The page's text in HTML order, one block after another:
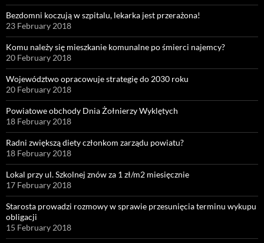
Bezdomni koczują w szpitalu, lekarka jest przerażona!
23 February 2018
Komu należy się mieszkanie komunalne po śmierci najemcy?
20 February 2018
Województwo opracowuje strategię do 2030 roku
20 February 2018
Powiatowe obchody Dnia Żołnierzy Wyklętych
18 February 2018
Radni zwiększą diety członkom zarządu powiatu?
18 February 2018
Lokal przy ul. Szkolnej znów za 1 zł/m2 miesięcznie
17 February 2018
Starosta prowadzi rozmowy w sprawie przesunięcia terminu wykupu
obligacji
15 February 2018